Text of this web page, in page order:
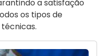
a satisfação
os tipos de